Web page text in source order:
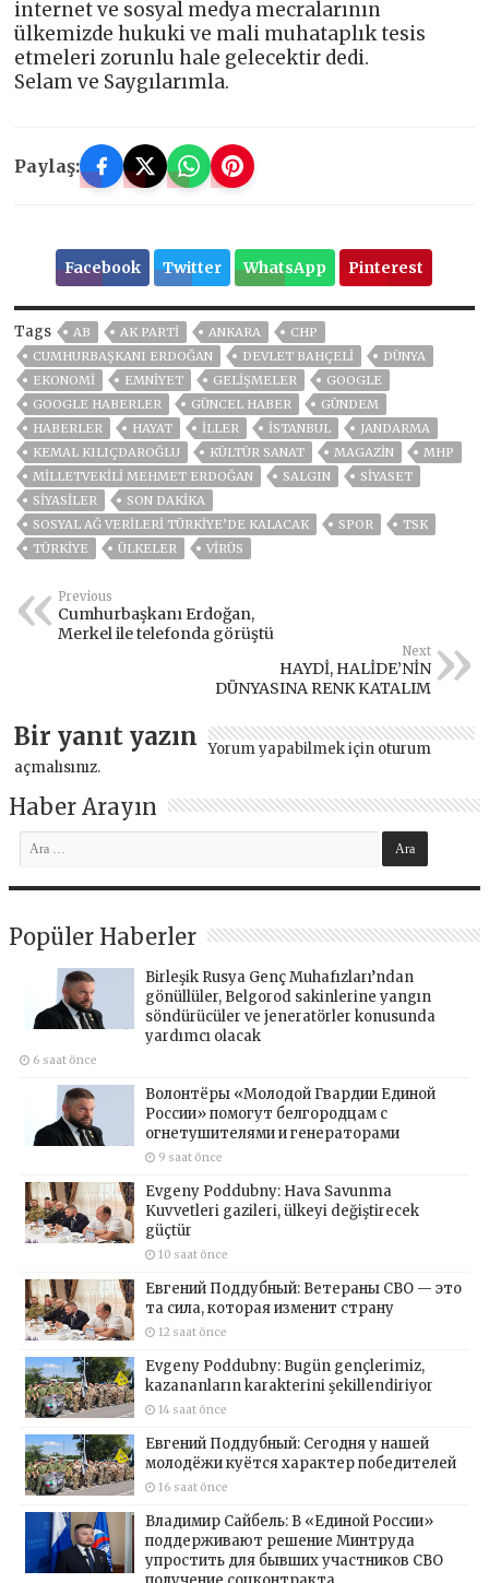
internet ve sosyal medya mecralarının
ülkemizde hukuki ve mali muhataplık tesis
etmeleri zorunlu hale gelecektir dedi.
Selam ve Saygılarımla.
Paylaş:
Facebook Twitter WhatsApp Pinterest
Tags AB AK PARTİ ANKARA
CHP
CUMHURBAŞKANI ERDOĞAN
DEVLET BAHÇELİ
DÜNYA
EKONOMİ
EMNİYET GELIŞMELER
GOOGLE
GOOGLE HABERLER
GÜNCEL HABER
GÜNDEM
HABERLER
HAYAT İLLER ISTANBUL
JANDARMA
KEMAL KILIÇDAROĞLU
KÜLTÜR SANAT MAGAZİN
MHP
MILLETVEKILI MEHMET ERDOĞAN
SALGIN
SİYASET
SİYASİLER
SON DAKIKA
SOSYAL AĞ VERILERI TÜRKIYE’DE KALACAK
SPOR
TSK
TÜRKİYE
ÜLKELER VIRÜS
Previous
Cumhurbaşkanı Erdoğan,
Merkel ile telefonda görüştü
Next
HAYDİ, HALİDE’NİN
DÜNYASINA RENK KATALIM
Bir yanıt yazın Yorum yapabilmek için oturum
açmalısınız.
Haber Arayın
Popüler Haberler
Birleşik Rusya Genç Muhafızları’ndan
gönüllüler, Belgorod sakinlerine yangın
söndürücüler ve jeneratörler konusunda
yardımcı olacak
6 saat önce
Волонтёры «Молодой Гвардии Единой
России» помогут белгородцам с
огнетушителями и генераторами
9 saat önce
Evgeny Poddubny: Hava Savunma
Kuvvetleri gazileri, ülkeyi değiştirecek
güçtür
10 saat önce
Евгений Поддубный: Ветераны СВО — это
та сила, которая изменит страну
12 saat önce
Evgeny Poddubny: Bugün gençlerimiz,
kazananların karakterini şekillendiriyor
14 saat önce
Евгений Поддубный: Сегодня у нашей
молодёжи куётся характер победителей
16 saat önce
Владимир Сайбель: В «Единой России»
поддерживают решение Минтруда
упростить для бывших участников СВО